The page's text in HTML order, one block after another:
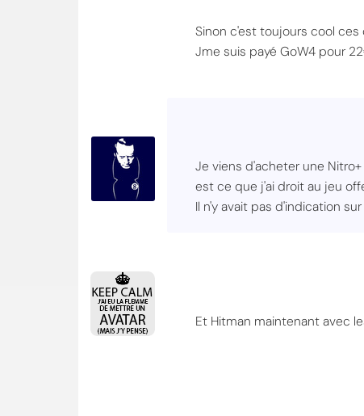
Sinon c'est toujours cool
Jme suis payé GoW4 pour
Je viens d'acheter une
est ce que j'ai droit au jeu
Il n'y avait pas d'indication sur
Et Hitman maintenant avec